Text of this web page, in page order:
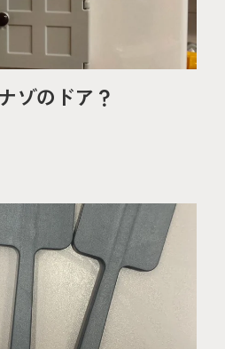
ゾのドア？